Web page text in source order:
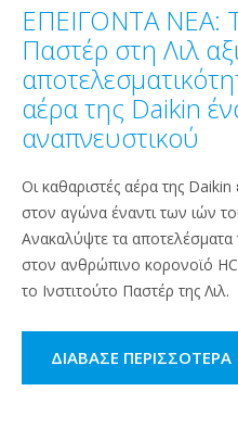
ΕΠΕΙΓΟΝΤΑ ΝΕΑ:
Παστέρ στη Λιλ
αέρα της Daikin
αναπνευστικού
Οι καθαριστές αέρα της
στον αγώνα έναντι των ιών
Ανακαλύψτε τα
στον ανθρώπινο κορονοϊό
το Ινστιτούτο Παστέρ της Λιλ.
ΔΙΆΒΑΣΕ ΠΕΡΙΣΣΌΤΕΡΑ